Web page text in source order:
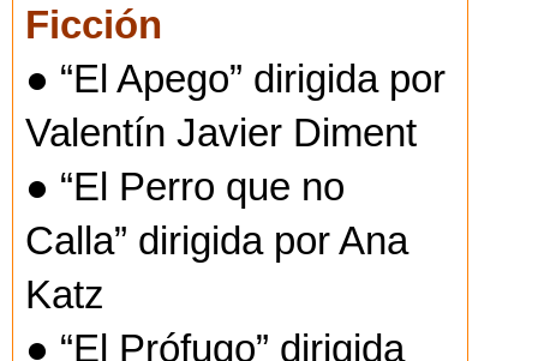
Ficción
● “El Apego” dirigida por
Valentín Javier Diment
● “El Perro que no
Calla” dirigida por Ana
Katz
● “El Prófugo” dirigida